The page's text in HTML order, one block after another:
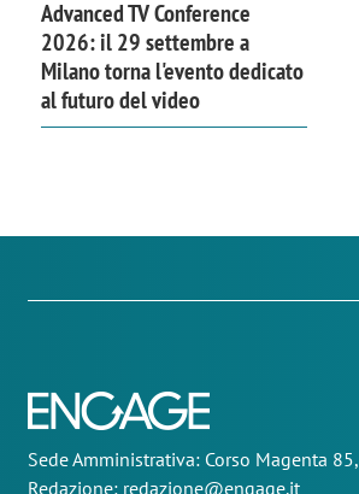
Advanced TV Conference
2026: il 29 settembre a
Milano torna l'evento dedicato
al futuro del video
SedeAmministrativa: Corso Magenta 85,
Redazione: redazione@engage.it